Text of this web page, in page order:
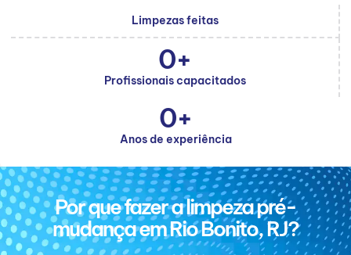
Limpezas feitas
Profissionais capacitados
0+
Anos de experiência
0+
Por que fazer a limpeza pré-
mudança em Rio Bonito, RJ?